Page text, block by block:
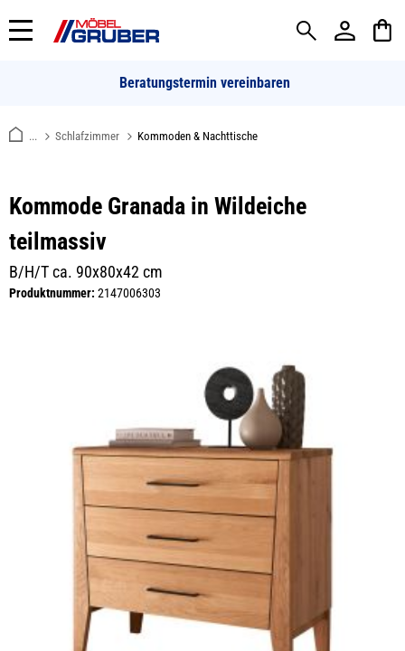
springen
Beratungstermin vereinbaren
... Schlafzimmer Kommoden & Nachttische
Kommode Granada in Wildeiche
teilmassiv
B/H/T ca. 90x80x42 cm
Produktnummer: 2147006303